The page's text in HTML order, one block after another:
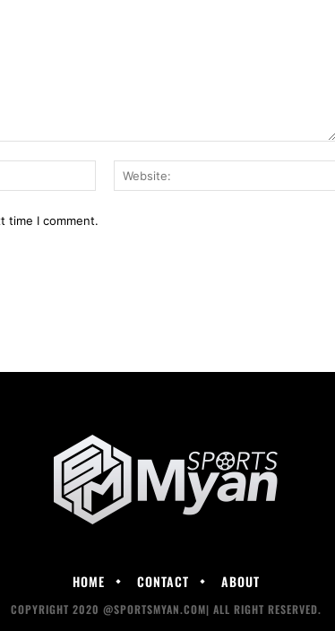
Email:*
time I comment.
HOME CONTACT ABOUT
COPYRIGHT 2020 @SPORTSMYAN.COM| ALL RIGHT RESERVED.